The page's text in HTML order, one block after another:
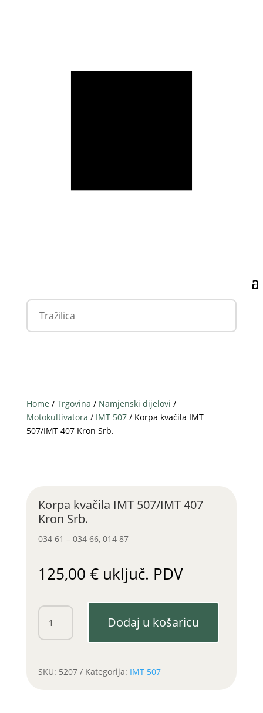
Home / Trgovina / Namjenski dijelovi /
Motokultivatora / IMT 507/ Korpa kvačila IMT
507/IMT 407 Kron Srb.
Korpa kvačila IMT 507/IMT 407
Kron Srb.
034 61 – 034 66, 014 87
125,00 € uključ. PDV
Korpa
kvačila
IMT
Dodaj u košaricu
SKU: 5207 Kategorija: IMT 507